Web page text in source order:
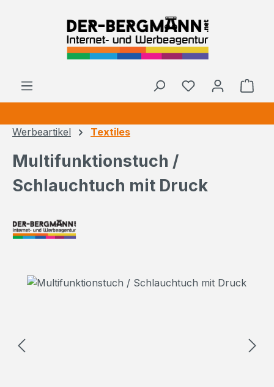
Werbeartikel Textiles
Multifunktionstuch /
Schlauchtuch mit Druck
Bildergalerie überspringen